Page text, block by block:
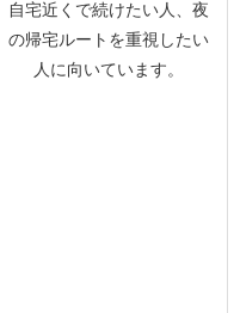
自宅近くで続けたい人、夜
の帰宅ルートを重視したい
人に向いています。